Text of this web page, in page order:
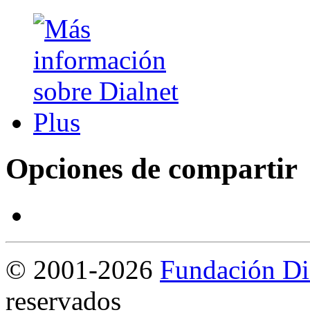
Opciones de compartir
© 2001-2026 Fundación
reservados